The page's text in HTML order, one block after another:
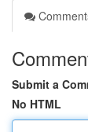
Submit a
No HTML